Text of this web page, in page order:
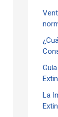
p
o
r
La